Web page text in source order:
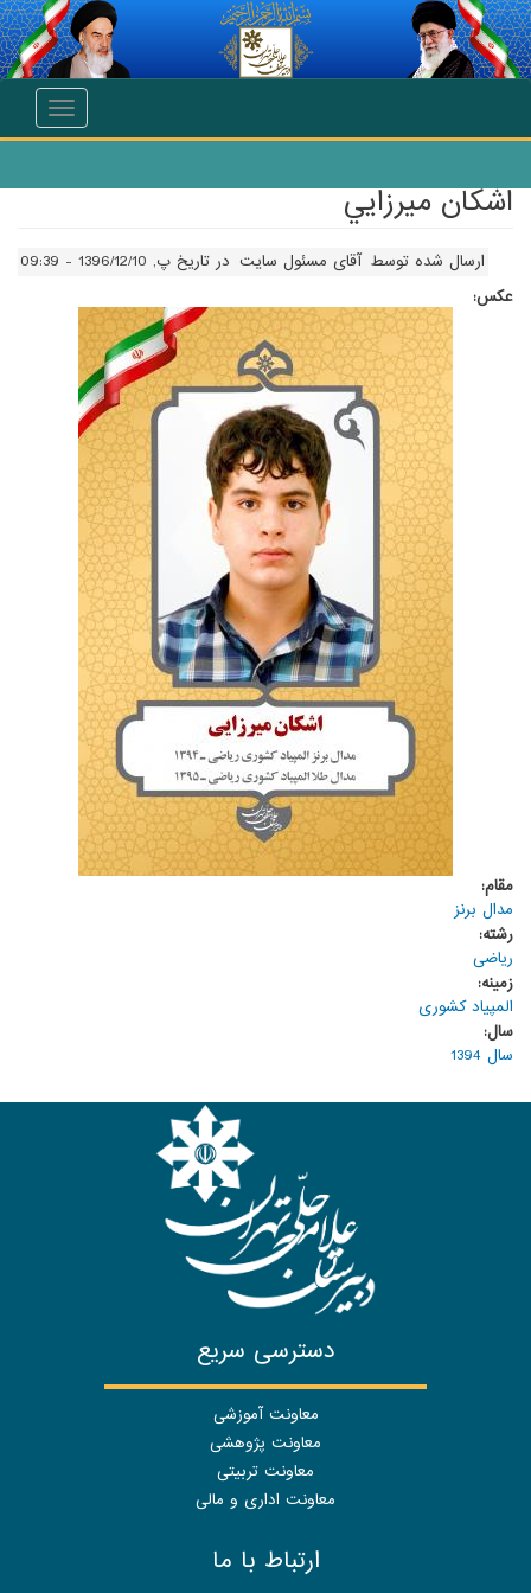
انتقال به محتوای اصلی
Toggle
اشکان ميرزايي
ارسال شده توسط آقای مسئول سایت در تاریخ پ, 1396/12/10 - 09:39
عکس:
مقام:
مدال برنز
رشته:
ریاضی
زمینه:
المپیاد کشوری
سال:
سال 1394
دسترسی سریع
معاونت آموزشی
معاونت پژوهشی
معاونت تربیتی
معاونت اداری و مالی
ارتباط با ما